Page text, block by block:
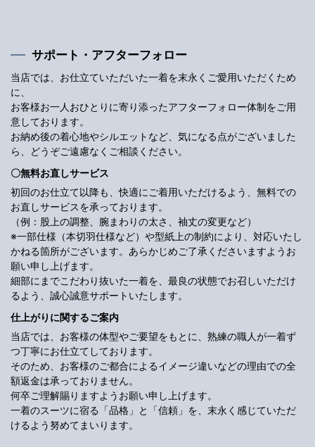
サポート・アフターフォロー
当店では、お仕立ていただいた一着を末永くご愛用いただくため
に、
お客様お一人おひとりに寄り添ったアフターフォロー体制をご用
意しております。
お納め後の着心地やシルエットなど、気になる点がございました
ら、どうぞご遠慮なくご相談ください。
〇無料お直しサービス
初回のお仕立て以降も、快適にご着用いただけるよう、無料での
お直しサービスを承っております。
（例：股上の調整、腕まわりの太さ、袖丈の変更など）
※一部仕様（本切羽仕様など）や型紙上の制約により、対応いたし
かねる箇所がございます。あらかじめご了承くださいますようお
願い申し上げます。
細部にまでこだわり抜いた一着を、最良の状態でお召しいただけ
るよう、誠心誠意サポートいたします。
仕上がりに関するご案内
当店では、お客様の体型やご要望をもとに、熟練の職人が一着ず
つ丁寧にお仕立てしております。
そのため、お客様のご都合によるイメージ違いなどの理由での全
額返金は承っておりません。
何卒ご理解賜りますようお願い申し上げます。
一着のスーツに宿る「品格」と「信頼」を、末永く感じていただ
けるよう努めてまいります。